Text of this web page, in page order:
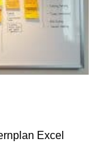
Excel